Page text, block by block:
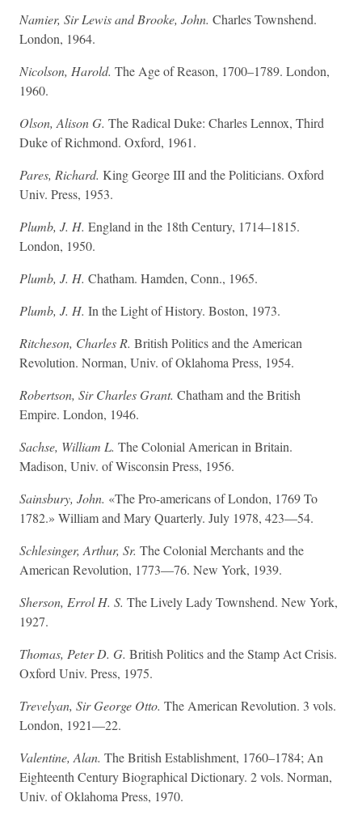
Namier, Sir Lewis and Brooke, John. Charles Townshend.
London, 1964.
Nicolson, Harold. The Age of Reason, 1700–1789. London,
1960.
Olson, Alison G. The Radical Duke: Charles Lennox, Third
Duke of Richmond. Oxford, 1961.
Pares, Richard. King George III and the Politicians. Oxford
Univ. Press, 1953.
Plumb, J. H. England in the 18th Century, 1714–1815.
London, 1950.
Plumb, J. H. Chatham. Hamden, Conn., 1965.
Plumb, J. H. In the Light of History. Boston, 1973.
Ritcheson, Charles R. British Politics and the American
Revolution. Norman, Univ. of Oklahoma Press, 1954.
Robertson, Sir Charles Grant. Chatham and the British
Empire. London, 1946.
Sachse, William L. The Colonial American in Britain.
Madison, Univ. of Wisconsin Press, 1956.
Sainsbury, John. «The Pro-americans of London, 1769 To
1782.» William and Mary Quarterly. July 1978, 423—54.
Schlesinger, Arthur, Sr. The Colonial Merchants and the
American Revolution, 1773—76. New York, 1939.
Sherson, Errol H. S. The Lively Lady Townshend. New York,
1927.
Thomas, Peter D. G. British Politics and the Stamp Act Crisis.
Oxford Univ. Press, 1975.
Trevelyan, Sir George Otto. The American Revolution. 3 vols.
London, 1921—22.
Valentine, Alan. The British Establishment, 1760–1784; An
Eighteenth Century Biographical Dictionary. 2 vols. Norman,
Univ. of Oklahoma Press, 1970.